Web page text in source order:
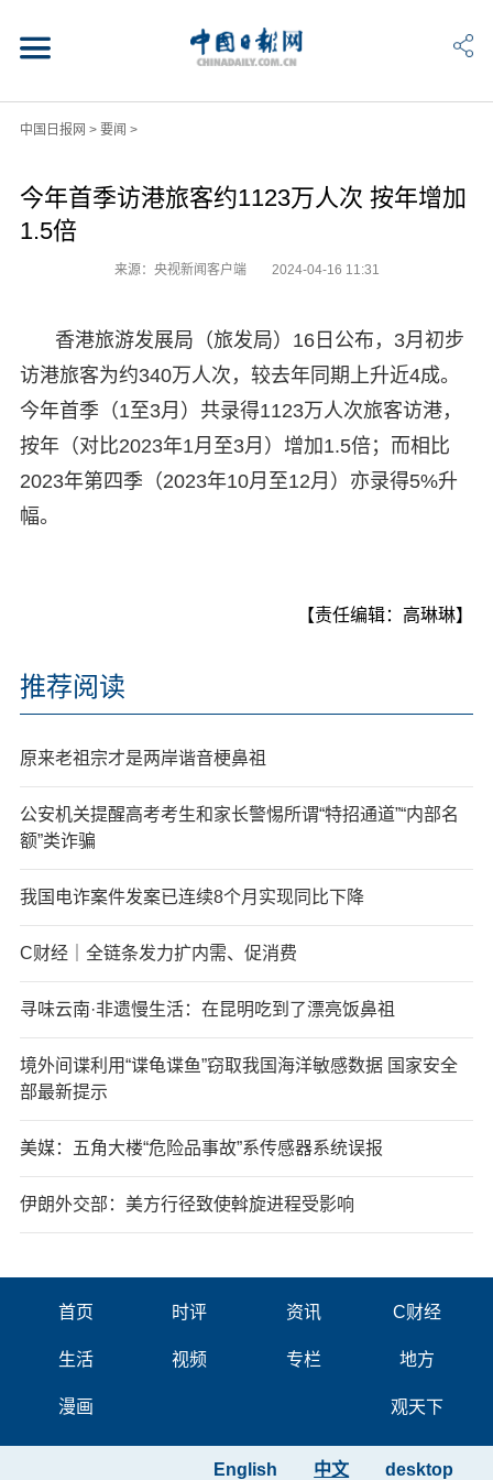
中国日报网 > 要闻 >
今年首季访港旅客约1123万人次 按年增加
1.5倍
来源：央视新闻客户端 2024-04-16 11:31
香港旅游发展局（旅发局）16日公布，3月初步
访港旅客为约340万人次，较去年同期上升近4成。
今年首季（1至3月）共录得1123万人次旅客访港，
按年（对比2023年1月至3月）增加1.5倍；而相比
2023年第四季（2023年10月至12月）亦录得5%升
幅。
【责任编辑：高琳琳】
推荐阅读
原来老祖宗才是两岸谐音梗鼻祖
公安机关提醒高考考生和家长警惕所谓“特招通道”“内部名
额”类诈骗
我国电诈案件发案已连续8个月实现同比下降
C财经｜全链条发力扩内需、促消费
寻味云南·非遗慢生活：在昆明吃到了漂亮饭鼻祖
境外间谍利用“谍龟谍鱼”窃取我国海洋敏感数据 国家安全
部最新提示
美媒：五角大楼“危险品事故”系传感器系统误报
伊朗外交部：美方行径致使斡旋进程受影响
首页 时评 资讯 C财经
生活 视频 专栏 地方
漫画 观天下
desktop
中文
English